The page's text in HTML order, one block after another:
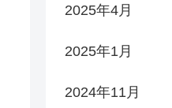
2025年4月
2025年1月
2024年11月